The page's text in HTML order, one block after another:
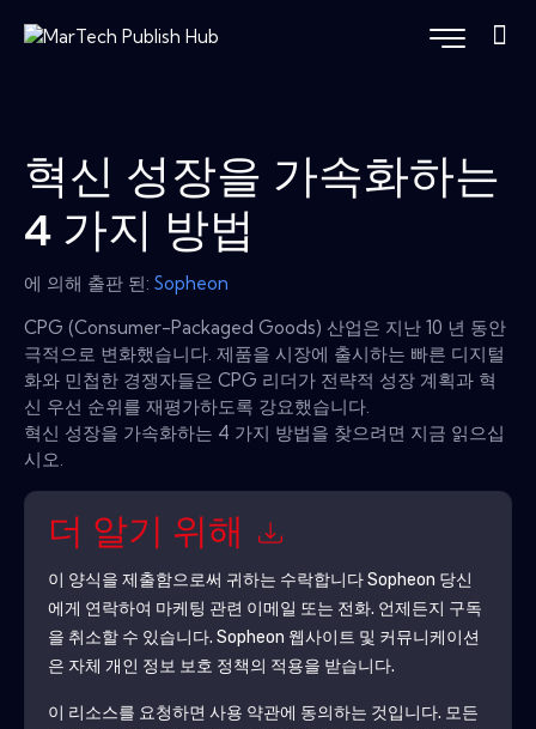
혁신 성장을 가속화하는
4 가지 방법
에 의해 출판 된: Sopheon
CPG (Consumer-Packaged Goods) 산업은 지난 10 년 동안
극적으로 변화했습니다. 제품을 시장에 출시하는 빠른 디지털
화와 민첩한 경쟁자들은 CPG 리더가 전략적 성장 계획과 혁
신 우선 순위를 재평가하도록 강요했습니다.
혁신 성장을 가속화하는 4 가지 방법을 찾으려면 지금 읽으십
시오.
더 알기 위해
이 양식을 제출함으로써 귀하는 수락합니다Sopheon 당신
에게 연락하여 마케팅 관련 이메일 또는 전화. 언제든지 구독
을 취소할 수 있습니다. Sopheon 웹사이트 및 커뮤니케이션
은 자체 개인 정보 보호 정책의 적용을 받습니다.
이 리소스를 요청하면 사용 약관에 동의하는 것입니다. 모든